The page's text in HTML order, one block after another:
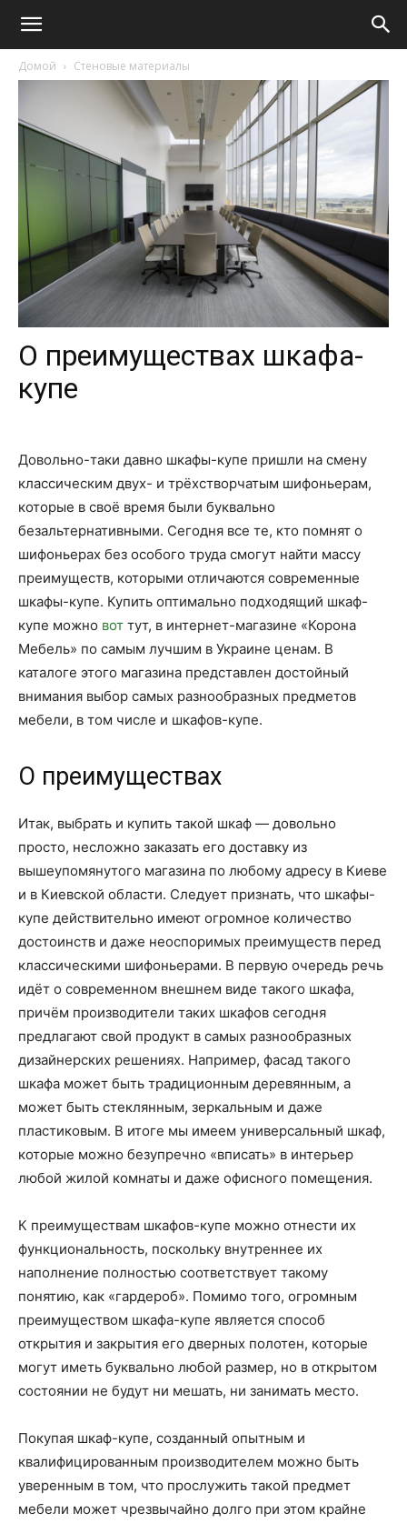
Домой Стеновые материалы
О преимуществах шкафа-
купе
Довольно-таки давно шкафы-купе пришли на смену
классическим двух- и трёхстворчатым шифоньерам,
которые в своё время были буквально
безальтернативными. Сегодня все те, кто помнят о
шифоньерах без особого труда смогут найти массу
преимуществ, которыми отличаются современные
шкафы-купе. Купить оптимально подходящий шкаф-
купе можно вот тут, в интернет-магазине «Корона
Мебель» по самым лучшим в Украине ценам. В
каталоге этого магазина представлен достойный
внимания выбор самых разнообразных предметов
мебели, в том числе и шкафов-купе.
О преимуществах
Итак, выбрать и купить такой шкаф — довольно
просто, несложно заказать его доставку из
вышеупомянутого магазина по любому адресу в Киеве
и в Киевской области. Следует признать, что шкафы-
купе действительно имеют огромное количество
достоинств и даже неоспоримых преимуществ перед
классическими шифоньерами. В первую очередь речь
идёт о современном внешнем виде такого шкафа,
причём производители таких шкафов сегодня
предлагают свой продукт в самых разнообразных
дизайнерских решениях. Например, фасад такого
шкафа может быть традиционным деревянным, а
может быть стеклянным, зеркальным и даже
пластиковым. В итоге мы имеем универсальный шкаф,
которые можно безупречно «вписать» в интерьер
любой жилой комнаты и даже офисного помещения.
К преимуществам шкафов-купе можно отнести их
функциональность, поскольку внутреннее их
наполнение полностью соответствует такому
понятию, как «гардероб». Помимо того, огромным
преимуществом шкафа-купе является способ
открытия и закрытия его дверных полотен, которые
могут иметь буквально любой размер, но в открытом
состоянии не будут ни мешать, ни занимать место.
Покупая шкаф-купе, созданный опытным и
квалифицированным производителем можно быть
уверенным в том, что прослужить такой предмет
мебели может чрезвычайно долго при этом крайне